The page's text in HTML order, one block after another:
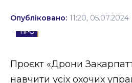
Освіта
Події
Політика
Опубліковано: 11:20, 05.07.2024
Проєкт «Дрони
навчити усіх охочих